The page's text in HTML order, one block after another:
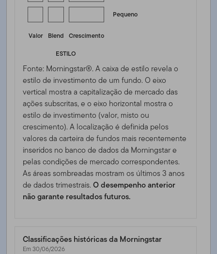
Pequeno
Valor Blend
Crescimento
ESTILO
Fonte: Morningstar®. A caixa de estilo revela o
estilo de investimento de um fundo. O eixo
vertical mostra a capitalização de mercado das
ações subscritas, e o eixo horizontal mostra o
estilo de investimento (valor, misto ou
crescimento). A localização é definida pelos
valores da carteira de fundos mais recentemente
inseridos no banco de dados da Morningstar e
pelas condições de mercado correspondentes.
As áreas sombreadas mostram os últimos 3 anos
de dados trimestrais.O desempenho anterior
não garante resultados futuros.
Classificações históricas da Morningstar
Em 30/06/2026